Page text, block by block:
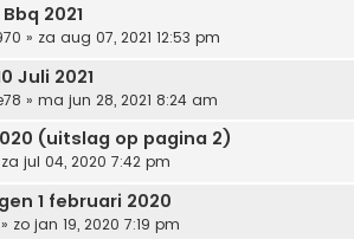
2021
» za aug 07, 2021 12:53 pm
Juli 2021
» ma jun 28, 2021 8:24 am
(uitslag op pagina 2)
jul 04, 2020 7:42 pm
1 februari 2020
» zo jan 19, 2020 7:19 pm